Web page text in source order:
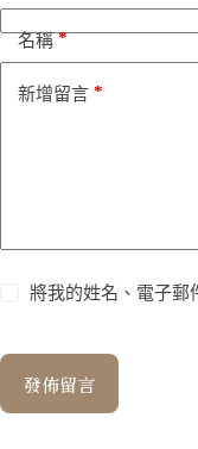
名稱*
新增留言 *
將我的姓名、電子郵
發佈留言